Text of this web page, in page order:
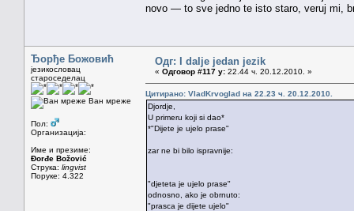
novo — to sve jedno te isto staro, veruj mi,
Ђорђе Божовић
језикословац
староседелац
Ван мреже
Пол:
Организација:
Име и презиме:
Đorđe Božović
Струка: lingvist
Поруке: 4.322
Одг: I dalje jedan jezik
« Одговор #117 у: 22.44 ч. 20.12.2010. »
Цитирано: VladKrvoglad на 22.23 ч. 20.12.2010.
Djordje,
U primeru koji si dao*
*"Dijete je ujelo prase"
zar ne bi bilo ispravnije:
"djeteta je ujelo prase"
odnosno, ako je obrnuto:
"prasca je dijete ujelo"